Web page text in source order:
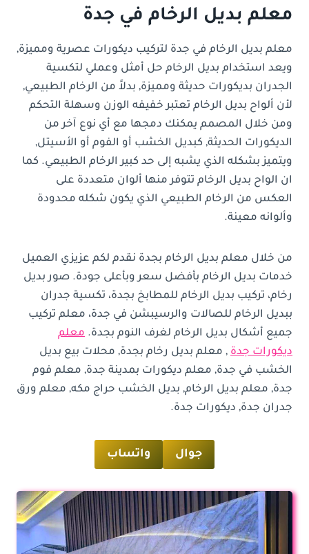
معلم بديل الرخام في جدة
معلم بديل الرخام في جدة لتركيب ديكورات عصرية ومميزة,
ويعد استخدام بديل الرخام حل أمثل وعملي لتكسية
الجدران بديكورات حديثة ومميزة, بدلاً من الرخام الطبيعي,
لأن ألواح بديل الرخام تعتبر خفيفه الوزن وسهلة التحكم
ومن خلال المصمم يمكنك دمجها مع أي نوع آخر من
الديكورات الحديثة, كبديل الخشب أو الفوم أو الأسيتل,
ويتميز بشكله الذي يشبه إلى حد كبير الرخام الطبيعي. كما
ان الواح بديل الرخام تتوفر منها ألوان متعددة على
العكس من الرخام الطبيعي الذي يكون شكله محدودة
وألوانه معينة.
من خلال معلم بديل الرخام بجدة نقدم لكم عزيزي العميل
خدمات بديل الرخام بأفضل سعر وبأعلى جودة. صور بديل
رخام، تركيب بديل الرخام للمطابخ بجدة، تكسية جدران
ببديل الرخام للصالات والرسيبشن في جدة، معلم تركيب
جميع أشكال بديل الرخام لغرف النوم بجدة. معلم
ديكورات جدة , معلم بديل رخام بجدة, محلات بيع بديل
الخشب في جدة, معلم ديكورات بمدينة جدة, معلم فوم
جدة, معلم بديل الرخام, بديل الخشب حراج مكه, معلم ورق
جدران جدة, ديكورات جدة.
جوال واتساب